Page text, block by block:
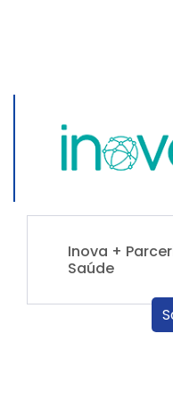
Inova +
Saúde